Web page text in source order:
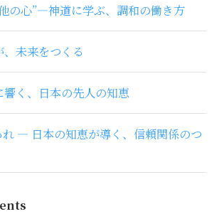
の心”―神道に学ぶ、調和の働き方
未来をつくる
く、日本の先人の知恵
れ ― 日本の知恵が導く、信頼関係のつ